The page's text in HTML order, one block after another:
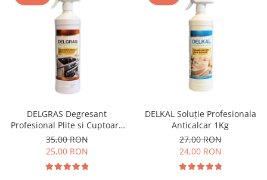
DELGRAS Degresant
Profesional Plite si Cuptoare
1L
35,00 RON
25,00 RON
DELKAL Soluție Profesionala
Anticalcar 1Kg
27,00 RON
24,00 RON